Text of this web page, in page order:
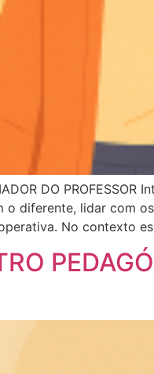
DO
o diferente, lidar com
No contexto